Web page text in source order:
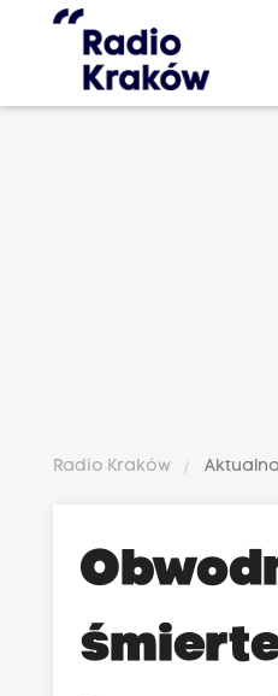
Radio Kraków